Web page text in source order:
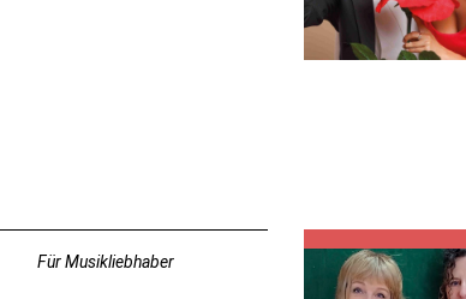
Für Musikliebhaber